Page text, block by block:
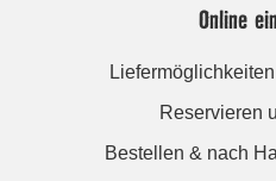
Online
Reservieren
Bestellen & nach